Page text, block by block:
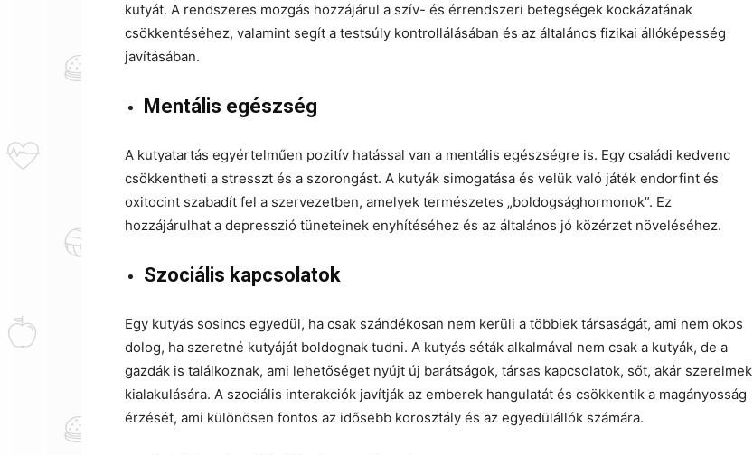
kutyát. A rendszeres mozgás hozzájárul a szív- és érrendszeri betegségek kockázatának
csökkentéséhez, valamint segít a testsúly kontrollálásában és az általános fizikai állóképesség
javításában.
Mentális egészség
A kutyatartás egyértelműen pozitív hatással van a mentális egészségre is. Egy családi kedvenc
csökkentheti a stresszt és a szorongást. A kutyák simogatása és velük való játék endorfint és
oxitocint szabadít fel a szervezetben, amelyek természetes „boldogsághormonok”. Ez
hozzájárulhat a depresszió tüneteinek enyhítéséhez és az általános jó közérzet növeléséhez.
Szociális kapcsolatok
Egy kutyás sosincs egyedül, ha csak szándékosan nem kerüli a többiek társaságát, ami nem okos
dolog, ha szeretné kutyáját boldognak tudni. A kutyás séták alkalmával nem csak a kutyák, de a
gazdák is találkoznak, ami lehetőséget nyújt új barátságok, társas kapcsolatok, sőt, akár szerelmek
kialakulására. A szociális interakciók javítják az emberek hangulatát és csökkentik a magányosság
érzését, ami különösen fontos az idősebb korosztály és az egyedülállók számára.